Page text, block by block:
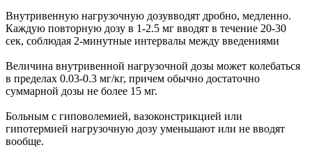
Внутривенную нагрузочную дозувводят дробно, медленно.
Каждую повторную дозу в 1-2.5 мг вводят в течение 20-30
сек, соблюдая 2-минутные интервалы между введениями
Величина внутривенной нагрузочной дозы может колебаться
в пределах 0.03-0.3 мг/кг, причем обычно достаточно
суммарной дозы не более 15 мг.
Больным с гиповолемией, вазоконстрикцией или
гипотермией нагрузочную дозу уменьшают или не вводят
вообще.